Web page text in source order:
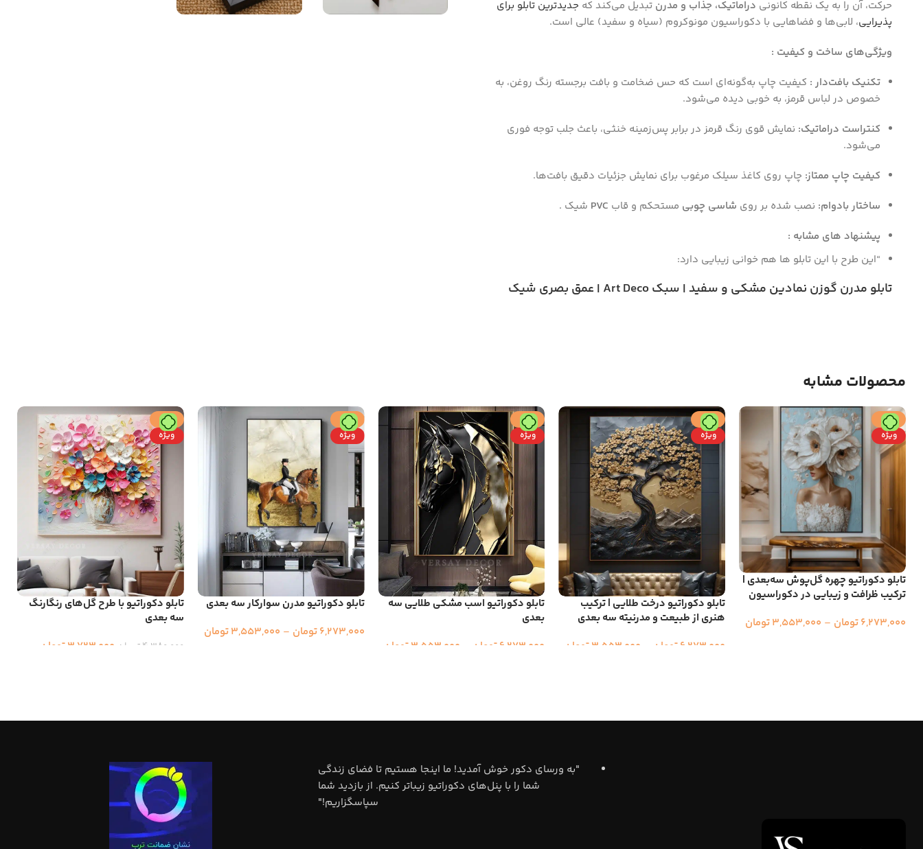
حرکت، آن را به یک نقطه کانونی دراماتیک، جذاب و مدرن تبدیل می‌کند که جدیدترین تابلو برای
پذیرایی، لابی‌ها و فضاهایی با دکوراسیون مونوکروم (سیاه و سفید) عالی است.
ویژگی‌های ساخت و کیفیت :
تکنیک بافت‌دار : کیفیت چاپ به‌گونه‌ای است که حس ضخامت و بافت برجسته رنگ روغن، به
خصوص در لباس قرمز، به خوبی دیده می‌شود.
کنتراست دراماتیک: نمایش قوی رنگ قرمز در برابر پس‌زمینه خنثی، باعث جلب توجه فوری
می‌شود.
کیفیت چاپ ممتاز: چاپ روی کاغذ سیلک مرغوب برای نمایش جزئیات دقیق بافت‌ها.
ساختار بادوام: نصب شده بر روی شاسی چوبی مستحکم و قاب PVC شیک .
پیشنهاد های مشابه :
“این طرح با این تابلو ها هم خوانی زیبایی دارد:
تابلو مدرن گوزن نمادین مشکی و سفید | سبک Art Deco | عمق بصری شیک
محصولات مشابه
حراج
ویژه
تابلو دکوراتیو چهره گل‌پوش سه‌بعدی |
ترکیب ظرافت و زیبایی در دکوراسیون
6,273,000تومان –
3,553,000تومان
حراج
ویژه
تابلو دکوراتیو درخت طلایی | ترکیب
هنری از طبیعت و مدرنیته سه بعدی
6,273,000تومان 3,553,000تومان
حراج
ویژه
تابلو دکوراتیو اسب مشکی طلایی سه
بعدی
6,273,000تومان 3,553,000تومان
حراج
ویژه
تابلو دکوراتیو مدرن سوارکار سه بعدی
6,273,000تومان –
3,553,000تومان
حراج
ویژه
تابلو دکوراتیو با طرح گل‌های رنگارنگ
سه بعدی
4,380,000تومان 3,723,000تومان
"به ورسای دکور خوش آمدید! ما اینجا هستیم تا فضای زندگی
شما را با پنل‌های دکوراتیو زیباتر کنیم. از بازدید شما
سپاسگزاریم!"